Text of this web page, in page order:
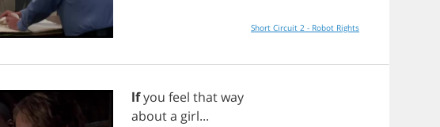
Short Circuit 2 - Robot Rights
lfyou feel thatway
abouta girl...